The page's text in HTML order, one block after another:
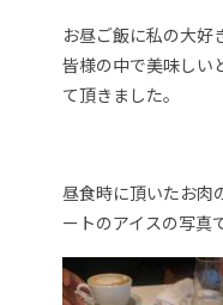
お昼ご飯に私の大好
皆様の中で美味しい
て頂きました。
昼食時に頂いたお肉
ートのアイスの写真